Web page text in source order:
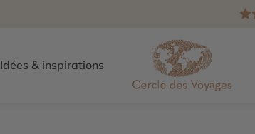
Idées & inspirations